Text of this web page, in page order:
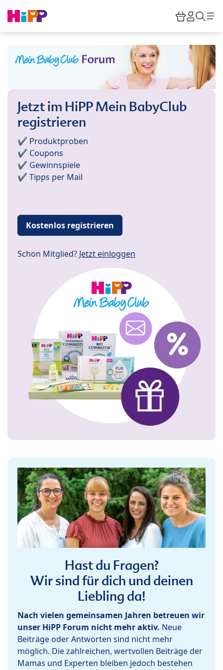
HiPP
Jetzt im HiPP Mein BabyClub
registrieren
✔️ Produktproben
✔️ Coupons
✔️ Gewinnspiele
✔️ Tipps per Mail
Kostenlos registrieren
Schon Mitglied? Jetzt einloggen
Hast du Fragen?
Wir sind für dich und deinen
Liebling da!
Nach vielen gemeinsamen Jahren betreuen wir
unser HiPP Forum nicht mehr aktiv. Neue
Beiträge oder Antworten sind nicht mehr
möglich. Die zahlreichen, wertvollen Beiträge der
Mamas und Experten bleiben jedoch bestehen